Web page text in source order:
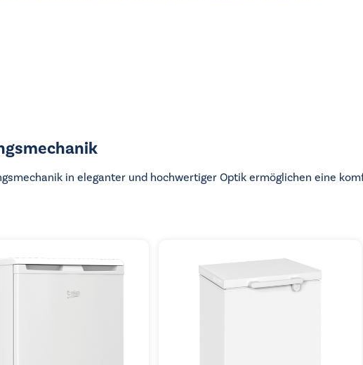
in eleganter und hochwertiger Optik ermöglichen eine